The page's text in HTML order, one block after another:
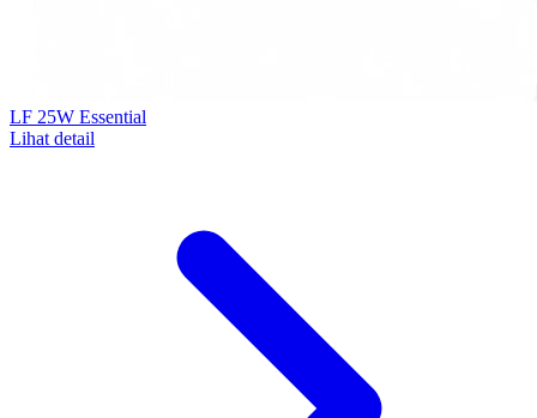
LF 25W Essential
Lihat detail